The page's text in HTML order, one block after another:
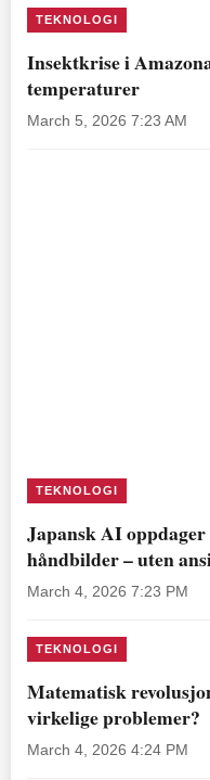
TEKNOLOGI
Insektkrise i
temperaturer
March 5, 2026 7:23 AM
TEKNOLOGI
Japansk AI
håndbilder – uten
March 4, 2026 7:23 PM
TEKNOLOGI
Matematisk
virkelige problemer?
March 4, 2026 4:24 PM